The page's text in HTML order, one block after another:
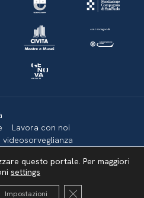
Lavora con noi
videosorveglianza
questo portale. Per maggiori
settings
Impostazioni Close GDPR